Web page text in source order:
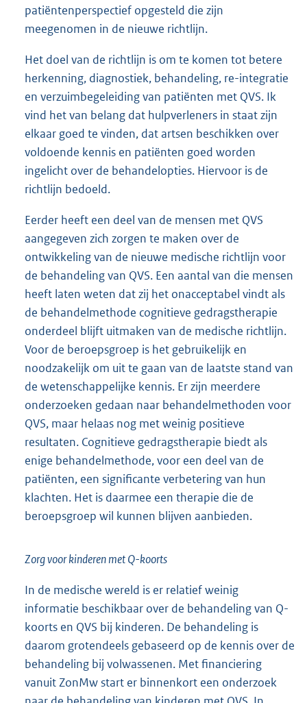
patiëntenperspectief opgesteld die zijn
meegenomen in de nieuwe richtlijn.
Het doel van de richtlijn is om te komen tot betere
herkenning, diagnostiek, behandeling, re-integratie
en verzuimbegeleiding van patiënten met QVS. Ik
vind het van belang dat hulpverleners in staat zijn
elkaar goed te vinden, dat artsen beschikken over
voldoende kennis en patiënten goed worden
ingelicht over de behandelopties. Hiervoor is de
richtlijn bedoeld.
Eerder heeft een deel van de mensen met QVS
aangegeven zich zorgen te maken over de
ontwikkeling van de nieuwe medische richtlijn voor
de behandeling van QVS. Een aantal van die mensen
heeft laten weten dat zij het onacceptabel vindt als
de behandelmethode cognitieve gedragstherapie
onderdeel blijft uitmaken van de medische richtlijn.
Voor de beroepsgroep is het gebruikelijk en
noodzakelijk om uit te gaan van de laatste stand van
de wetenschappelijke kennis. Er zijn meerdere
onderzoeken gedaan naar behandelmethoden voor
QVS, maar helaas nog met weinig positieve
resultaten. Cognitieve gedragstherapie biedt als
enige behandelmethode, voor een deel van de
patiënten, een significante verbetering van hun
klachten. Het is daarmee een therapie die de
beroepsgroep wil kunnen blijven aanbieden.
Zorg voor kinderen met Q-koorts
In de medische wereld is er relatief weinig
informatie beschikbaar over de behandeling van Q-
koorts en QVS bij kinderen. De behandeling is
daarom grotendeels gebaseerd op de kennis over de
behandeling bij volwassenen. Met financiering
vanuit ZonMw start er binnenkort een onderzoek